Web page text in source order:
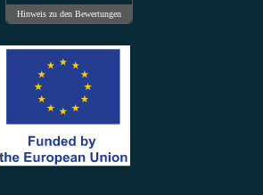
Hinweis zu den Bewertungen